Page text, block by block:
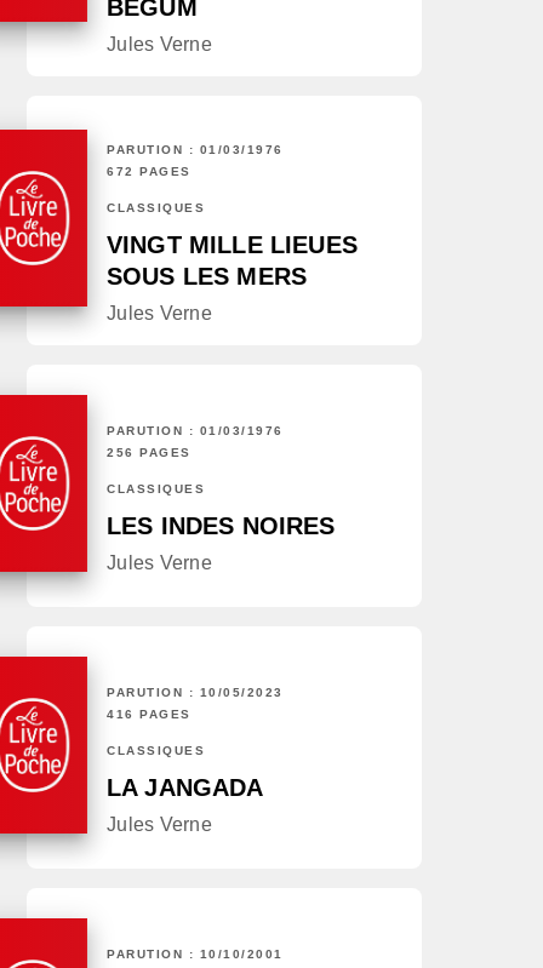
BÉGUM
Jules Verne
PARUTION : 01/03/1976
672 PAGES
CLASSIQUES
VINGT MILLE LIEUES
SOUS LES MERS
Jules Verne
PARUTION : 01/03/1976
256 PAGES
CLASSIQUES
LES INDES NOIRES
Jules Verne
PARUTION : 10/05/2023
416 PAGES
CLASSIQUES
LA JANGADA
Jules Verne
PARUTION : 10/10/2001